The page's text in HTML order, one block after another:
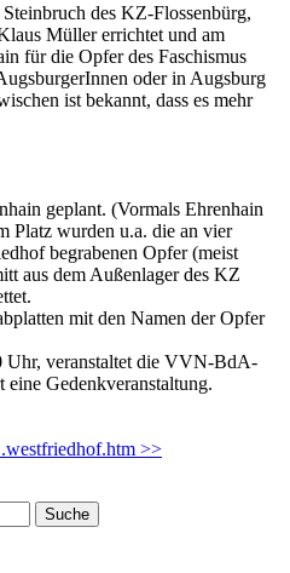
des KZ-Flossenbürg,
Müller errichtet und am
für die Opfer des Faschismus
oder in Augsburg
ist bekannt, dass es mehr
geplant. (Vormals Ehrenhain
Platz wurden u.a. die an vier
begrabenen Opfer (meist
aus dem Außenlager des KZ
mit den Namen der Opfer
Uhr, veranstaltet die VVN-BdA-
Gedenkveranstaltung.
>>